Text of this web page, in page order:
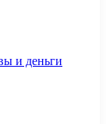
и деньги